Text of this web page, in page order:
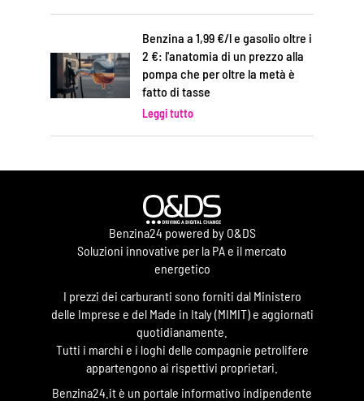
Benzina a 1,99 €/l e gasolio oltre i
2 €: l'anatomia di un prezzo alla
pompa che per oltre la metà è
fatto di tasse
Leggi tutto
Benzina24 powered by O&DS
Soluzioni innovative per la PA e il mercato
energetico
I prezzi dei carburanti sono forniti dal Ministero
delle Imprese e del Made in Italy (MIMIT) e aggiornati
quotidianamente.
Tutti i marchi e i loghi delle compagnie petrolifere
appartengono ai rispettivi proprietari.
Benzina24.it è un portale informativo indipendente